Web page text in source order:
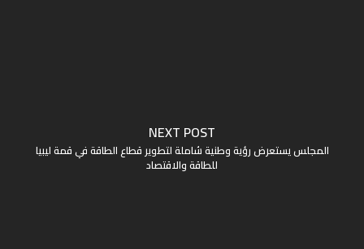
NEXT POST
المجلس يستعرض رؤية وطنية شاملة لتطوير قطاع الطاقة في قمة ليبيا
للطاقة والاقتصاد